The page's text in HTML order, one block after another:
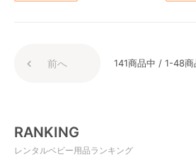
前へ 141商品中 / 1-48商
RANKING
レンタルベビー用品ランキング